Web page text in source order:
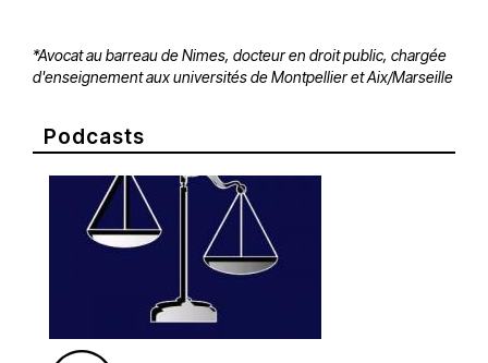
*Avocat au barreau de Nimes, docteur en droit public, chargée
d'enseignement aux universités de Montpellier et Aix/Marseille
Podcasts